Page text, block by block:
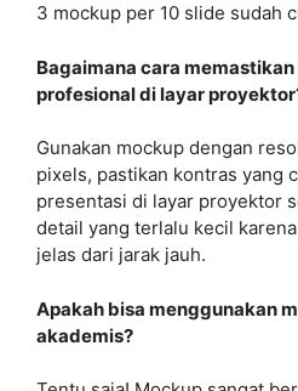
3 mockup per 10 slide sudah
Bagaimana cara
profesional di layar
Gunakan mockup dengan
pixels, pastikan kontras yang
presentasi di layar proyektor
detail yang terlalu kecil
jelas dari jarak jauh.
Apakah bisa menggunakan
akademis?